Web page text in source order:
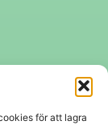
för att lagra